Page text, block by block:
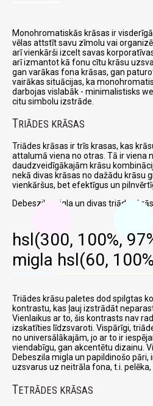
Monohromatiskās krāsas ir
vēlas attstīt savu zīmolu vai organizē
arī vienkārši izcelt savas
arī izmantot kā fonu cītu krāsu
gan varākas fona krāsas, gan
vairākas situācijas, ka
darbojas vislabāk - minimalistisks
citu simbolu izstrāde.
TRIĀDES KRĀSAS
Triādes krāsas ir trīs krasas, kas
attalumā viena no otras. Tā ir viena
daudzveidīgākajām krāsu
nekā divas krāsas no dažādu krāsu
vienkāršus, bet efektīgus un
Debeszila migla un divas triādes
hsl(300, 100%,
migla hsl(60,
Triādes krāsu paletes dod spilgtas
kontrastu, kas ļauj izstrādāt
Vienlaikus ar to, šis kontrasts nav
izskatīties līdzsvaroti. Vispārīgi,
no universālākajām, jo ar to ir
viendabīgu, gan akcentētu dizainu.
Debeszila migla un papildinošo
uzsvarus uz neitrāla fona, t.i.
TETRĀDES KRĀSAS